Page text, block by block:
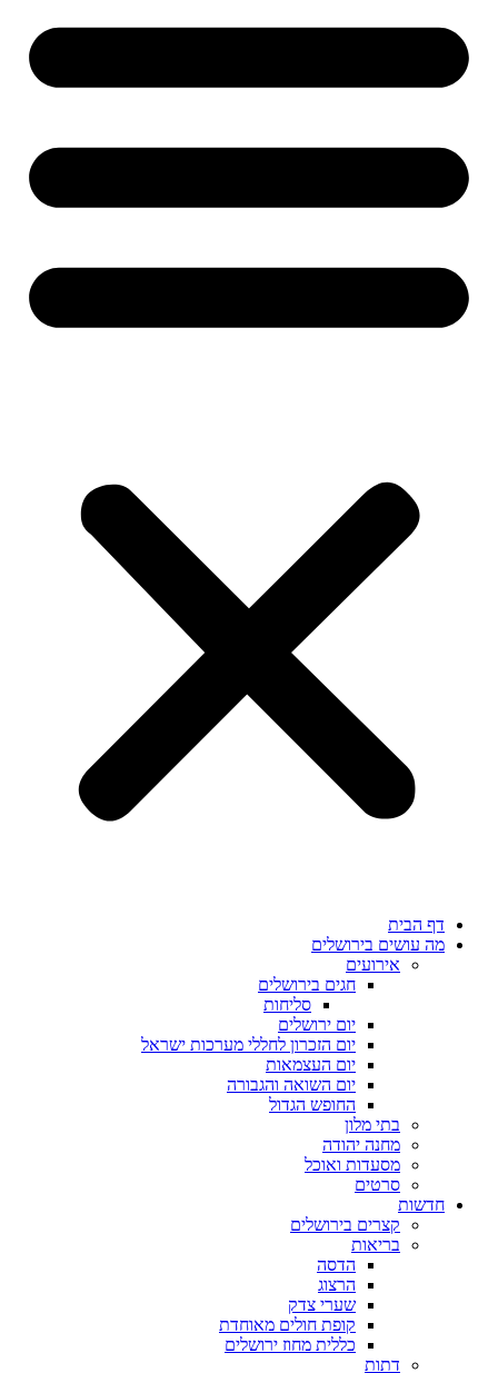
דף הבית
מה עושים בירושלים
אירועים
חגים בירושלים
סליחות
יום ירושלים
יום הזכרון לחללי מערכות ישראל
יום העצמאות
יום השואה והגבורה
החופש הגדול
בתי מלון
מחנה יהודה
מסעדות ואוכל
סרטים
חדשות
קצרים בירושלים
בריאות
הדסה
הרצוג
שערי צדק
קופת חולים מאוחדת
כללית מחוז ירושלים
דתות